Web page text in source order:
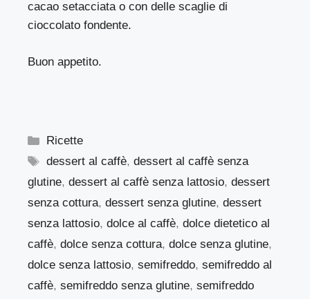
cacao setacciata o con delle scaglie di
cioccolato fondente.
Buon appetito.
Categorie
Ricette
Tag
dessert al caffè,dessert al caffè senza
glutine, dessert al caffè senza lattosio, dessert
senza cottura, dessert senza glutine, dessert
senza lattosio, dolce al caffè, dolce dietetico al
caffè, dolce senza cottura, dolce senza glutine,
dolce senza lattosio, semifreddo, semifreddo al
caffè, semifreddo senza glutine, semifreddo